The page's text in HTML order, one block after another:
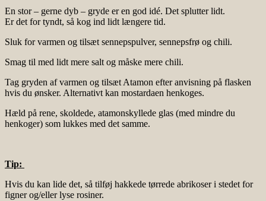
En stor – gerne dyb – gryde er en god idé. Det splutter lidt.
Er det for tyndt, så kog ind lidt længere tid.
Sluk for varmen og tilsæt sennepspulver, sennepsfrø og chili.
Smag til med lidt mere salt og måske mere chili.
Tag gryden af varmen og tilsæt Atamon efter anvisning på flasken
hvis du ønsker. Alternativt kan mostardaen henkoges.
Hæld på rene, skoldede, atamonskyllede glas (med mindre du
henkoger) som lukkes med det samme.
Tip:
Hvis du kan lide det, så tilføj hakkede tørrede abrikoser i stedet for
figner og/eller lyse rosiner.